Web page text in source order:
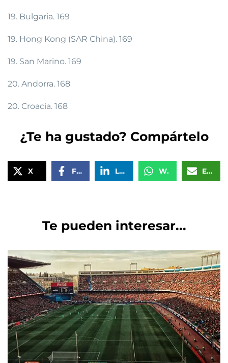
19. Bulgaria. 169
19. Hong Kong (SAR China). 169
19. San Marino. 169
20. Andorra. 168
20. Croacia. 168
¿Te ha gustado? Compártelo
X Facebook LinkedIn WhatsApp Email
Te pueden interesar...